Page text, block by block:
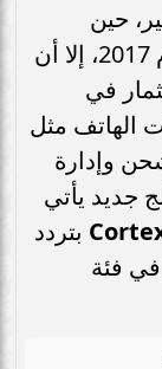
حين
في عام 2017، إلا أن
في
الهاتف مثل
وإدارة
جديد يأتي
بتردد
في فئة